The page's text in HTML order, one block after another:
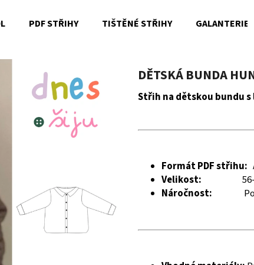
PDF STŘIHY TIŠTĚNÉ STŘIHY GALANTERIE
DĚTSKÁ BUNDA
Střih na dětskou bundu
Formát PDF střihu:
Velikost:
Náročnost:
Co potřebujete najít?